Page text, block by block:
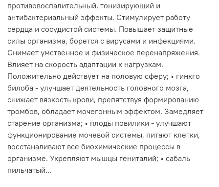
противовоспалительный, тонизирующий и
антибактериальный эффекты. Стимулирует работу
сердца и сосудистой системы. Повышает защитные
силы организма, борется с вирусами и инфекциями.
Снимает умственное и физическое перенапряжения.
Влияет на скорость адаптации к нагрузкам.
Положительно действует на половую сферу; • гинкго
билоба - улучшает деятельность головного мозга,
снижает вязкость крови, препятствуя формированию
тромбов, обладает мочегонным эффектом. Замедляет
старение организма; • плоды повилики - улучшают
функционирование мочевой системы, питают клетки,
восстаналивают все биохимические процессы в
организме. Укрепляют мышцы гениталий; • сабаль
пильчатый...